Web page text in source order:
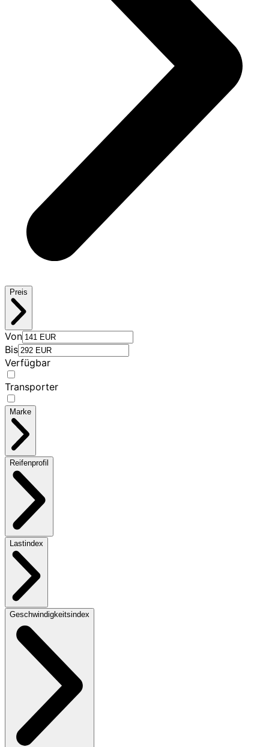
Preis
Von
Bis
Verfügbar
Transporter
Marke
Reifenprofil
Lastindex
Geschwindigkeitsindex